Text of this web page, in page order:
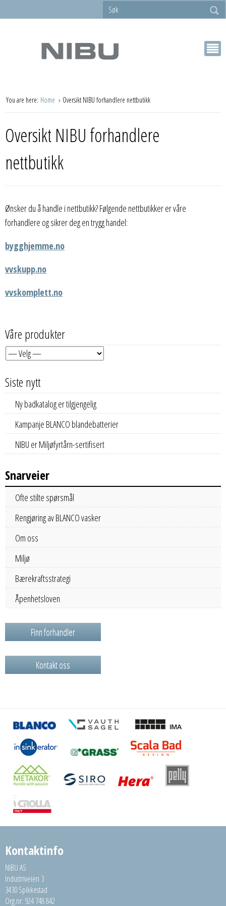
You are here: Home Oversikt NIBU forhandlere nettbutikk
Oversikt NIBU forhandlere
nettbutikk
Ønsker du å handle i nettbutikk? Følgende nettbutikker er våre
forhandlere og sikrer deg en trygg handel:
bygghjemme.no
vvskupp.no
vvskomplett.no
Våre produkter
Siste nytt
Ny badkatalog er tilgjengelig
Kampanje BLANCO blandebatterier
NIBU er Miljøfyrtårn-sertifisert
Snarveier
Ofte stilte spørsmål
Rengjøring av BLANCO vasker
Om oss
Miljø
Bærekraftsstrategi
Åpenhetsloven
Finn forhandler
Kontakt oss
Kontaktinfo
NIBU AS
Industriveien 3
3430 Spikkestad
Org.nr: 924 748 842